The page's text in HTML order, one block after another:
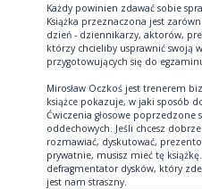
Każdy powinien zdawać sobie
Książka przeznaczona jest
dzień - dziennikarzy, aktorów,
którzy chcieliby usprawnić swoją
przygotowujących się do
Mirosław Oczkoś jest trenerem
książce pokazuje, w jaki sposób
Ćwiczenia głosowe poprzedzone
oddechowych. Jeśli chcesz
rozmawiać, dyskutować,
prywatnie, musisz mieć tę
defragmentator dysków, który
jest nam straszny.